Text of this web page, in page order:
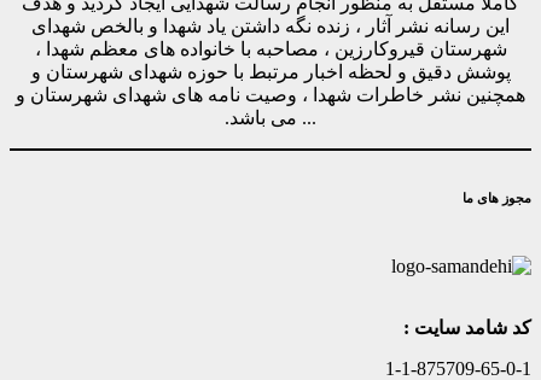
این رسانه نشر آثار ، زنده نگه داشتن یاد شهدا و بالخص شهدای
شهرستان قیروکارزین ، مصاحبه با خانواده های معظم شهدا ،
پوشش دقیق و لحظه اخبار مرتبط با حوزه شهدای شهرستان و
همچنین نشر خاطرات شهدا ، وصیت نامه های شهدای شهرستان و
... می باشد.
مجوز های ما
کد شامد سایت :
1-1-875709-65-0-1